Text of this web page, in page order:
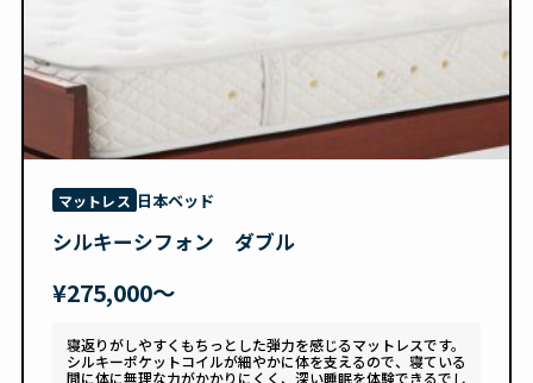
マットレス 日本ベッド
シルキーシフォン ダブル
¥275,000〜
寝返りがしやすくもちっとした弾力を感じるマットレスです。
シルキーポケットコイルが細やかに体を支えるので、寝ている
間に体に無理な力がかかりにくく、深い睡眠を体験できるでし